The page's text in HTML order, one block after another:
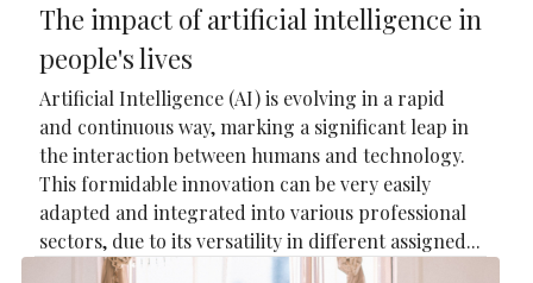
The impact of artificial intelligence in
people's lives
Artificial Intelligence (AI) is evolving in a rapid
and continuous way, marking a significant leap in
the interaction between humans and technology.
This formidable innovation can be very easily
adapted and integrated into various professional
sectors, due to its versatility in different assigned...